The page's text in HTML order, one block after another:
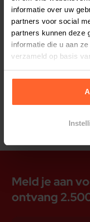
informatie over uw
partners voor social
partners kunnen deze
informatie die u aan
verzameld op basis
8 weken
Meld je aan
ontvang